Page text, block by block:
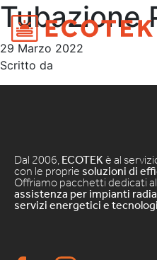
Tubazione
29 Marzo 2022
Scritto da
Dal 2006, ECOTEKè al
con le proprie soluzioni di
Offriamo pacchetti dedicati
assistenza per impianti
servizi energetici e